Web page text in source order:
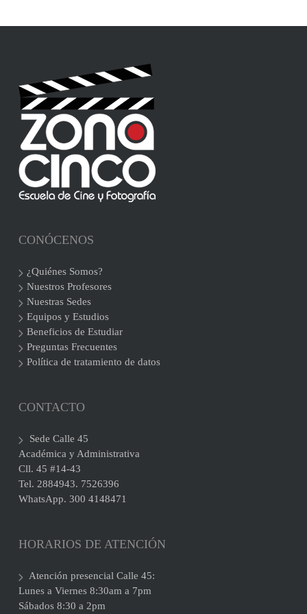
CONÓCENOS
¿Quiénes Somos?
Nuestros Profesores
Nuestras Sedes
Equipos y Estudios
Beneficios de Estudiar
Preguntas Frecuentes
Política de tratamiento de datos
CONTACTO
Sede Calle 45
Académica y Administrativa
Cll. 45 #14-43
Tel. 2884943. 7526396
WhatsApp. 300 4148471
HORARIOS DE ATENCIÓN
Atención presencial Calle 45:
Lunes a Viernes 8:30am a 7pm
Sábados 8:30 a 2pm